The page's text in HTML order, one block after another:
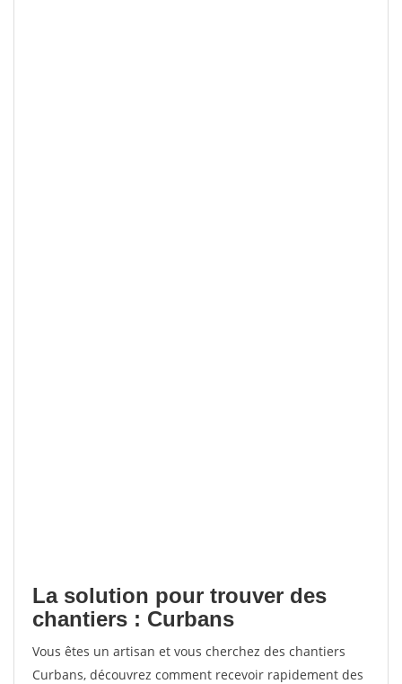
La solution pour trouver des
chantiers : Curbans
Vous êtes un artisan et vous cherchez des chantiers
Curbans, découvrez comment recevoir rapidement des